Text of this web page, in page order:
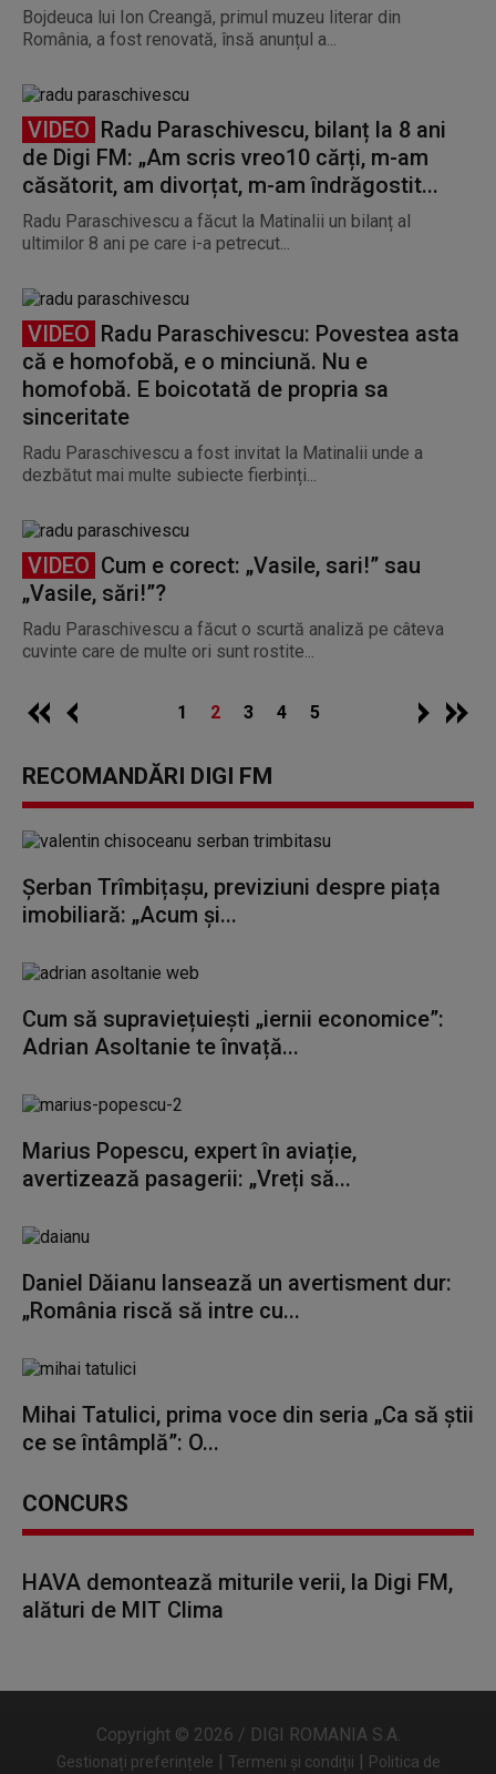
Bojdeuca lui Ion Creangă, primul muzeu literar din
România, a fost renovată, însă anunțul a...
VIDEO Radu Paraschivescu, bilanț la 8 ani
de Digi FM: „Am scris vreo10 cărți, m-am
căsătorit, am divorțat, m-am îndrăgostit...
Radu Paraschivescu a făcut la Matinalii un bilanț al
ultimilor 8 ani pe care i-a petrecut...
VIDEO Radu Paraschivescu: Povestea asta
că e homofobă, e o minciună. Nu e
homofobă. E boicotată de propria sa
sinceritate
Radu Paraschivescu a fost invitat la Matinalii unde a
dezbătut mai multe subiecte fierbinți...
VIDEO Cum e corect: „Vasile, sari!” sau
„Vasile, sări!”?
Radu Paraschivescu a făcut o scurtă analiză pe câteva
cuvinte care de multe ori sunt rostite...
1 2 3 4 5
RECOMANDĂRI DIGI FM
Șerban Trîmbițașu, previziuni despre piața
imobiliară: „Acum și...
Cum să supraviețuiești „iernii economice”:
Adrian Asoltanie te învață...
Marius Popescu, expert în aviație,
avertizează pasagerii: „Vreți să...
Daniel Dăianu lansează un avertisment dur:
„România riscă să intre cu...
Mihai Tatulici, prima voce din seria „Ca să știi
ce se întâmplă”: O...
CONCURS
HAVA demontează miturile verii, la Digi FM,
alături de MIT Clima
Copyright © 2026 / DIGI ROMANIA S.A.
Gestionați preferințele | Termeni și condiții | Politica de